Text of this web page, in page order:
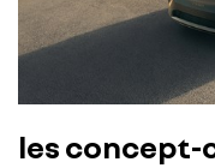
les concept-